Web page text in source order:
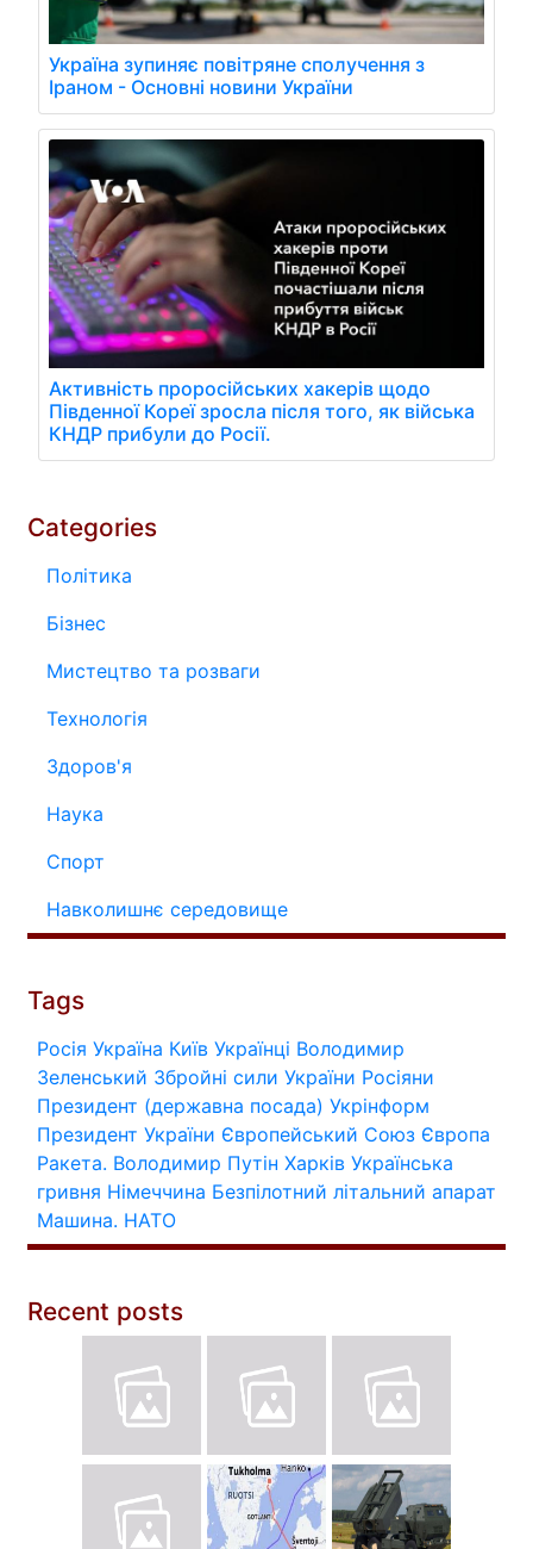
Україна зупиняє повітряне сполучення з
Іраном - Основні новини України
Активність проросійських хакерів щодо
Південної Кореї зросла після того, як війська
КНДР прибули до Росії.
Categories
Політика
Бізнес
Мистецтво та розваги
Технологія
Здоров'я
Наука
Спорт
Навколишнє середовище
Tags
Росія Україна Київ Українці Володимир
Зеленський Збройні сили України Росіяни
Президент (державна посада) Укрінформ
Президент України Європейський Союз Європа
Ракета. Володимир Путін Харків Українська
гривня Німеччина Безпілотний літальний апарат
Машина. НАТО
Recent posts